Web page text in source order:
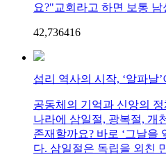
요?"교회라고 하면 보통 남
42,736416
섭리 역사의 시작, ‘알파날’
공동체의 기억과 신앙의
나라에 삼일절, 광복절, 개
존재할까요? 바로 ‘그날을
다. 삼일절은 독립을 외친